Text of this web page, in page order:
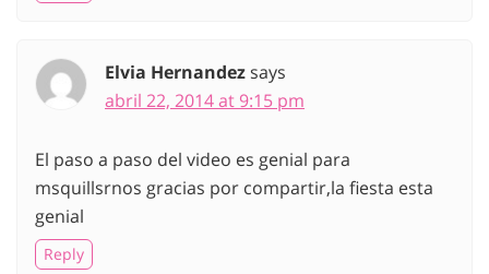
Elvia Hernandezsays
abril 22, 2014 at 9:15 pm
El paso a paso del video es genial para
msquillsrnos gracias por compartir,la fiesta esta
genial
Reply